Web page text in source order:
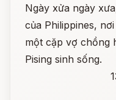
Ngày xửa ngày
của Philippines,
một cặp vợ chồng
Pising sinh sống.